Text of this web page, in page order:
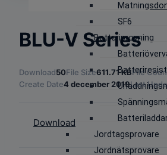
SF6
Batteriprovning
Jordtagsprovare
Jordnätsprovare
BLU-V Series
Download50File Size611.71 KBFile
Create Date4 december 2019Last
Download